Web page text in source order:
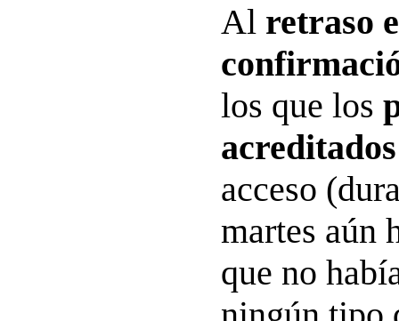
Al retraso
los que los
acreditados
acceso
martes aún
que no